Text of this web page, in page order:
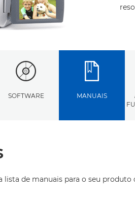
SOFTWARE MANUAIS
lista de manuais para o seu produto